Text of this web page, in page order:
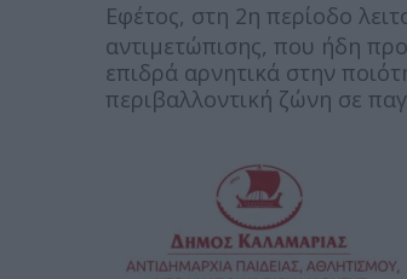
Εφέτος, στη 2η περίοδο
αντιμετώπισης, που ήδη
επιδρά αρνητικά στην
περιβαλλοντική ζώνη σε